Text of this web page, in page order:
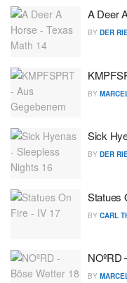
A Deer
BY DER
BY
Sick
BY DER
Statues
BY CARL
NOºRD
BY